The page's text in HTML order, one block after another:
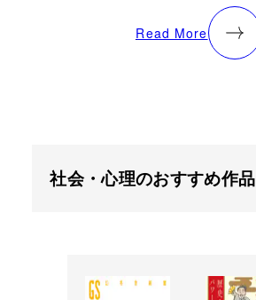
Read More
社会・心理のおすすめ作品